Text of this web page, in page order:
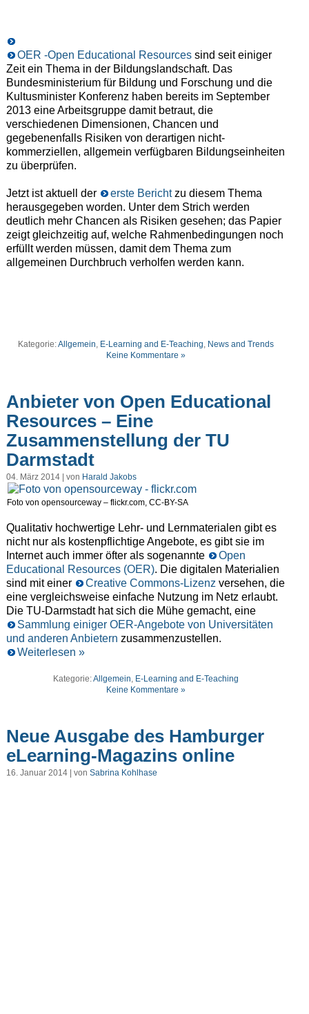
OER -Open Educational Resourcessind seit einiger
Zeit ein Thema in der Bildungslandschaft. Das
Bundesministerium für Bildung und Forschung und die
Kultusminister Konferenz haben bereits im September
2013 eine Arbeitsgruppe damit betraut, die
verschiedenen Dimensionen, Chancen und
gegebenenfalls Risiken von derartigen nicht-
kommerziellen, allgemein verfügbaren Bildungseinheiten
zu überprüfen.
Jetzt ist aktuell der erste Berichtzu diesem Thema
herausgegeben worden. Unter dem Strich werden
deutlich mehr Chancen als Risiken gesehen; das Papier
zeigt gleichzeitig auf, welche Rahmenbedingungen noch
erfüllt werden müssen, damit dem Thema zum
allgemeinen Durchbruch verholfen werden kann.
Kategorie:Allgemein, E-Learning and E-Teaching, News and Trends
Keine Kommentare »
Anbieter von Open Educational
Resources – Eine
Zusammenstellung der TU
Darmstadt
04. März 2014 | von Harald Jakobs
Foto von opensourceway – flickr.com, CC-BY-SA
Qualitativ hochwertige Lehr- und Lernmaterialen gibt es
nicht nur als kostenpflichtige Angebote, es gibt sie im
Internet auch immer öfter als sogenannte
Open
Educational Resources (OER). Die digitalen Materialien
sind mit einer
Creative Commons-Lizenz versehen, die
eine vergleichsweise einfache Nutzung im Netz erlaubt.
Die TU-Darmstadt hat sich die Mühe gemacht, eine
Sammlung einiger OER-Angebote von Universitäten
und anderen Anbietern zusammenzustellen.
Weiterlesen »
Kategorie:Allgemein, E-Learning and E-Teaching
Keine Kommentare »
Neue Ausgabe des Hamburger
eLearning-Magazins online
16. Januar 2014 | von Sabrina Kohlhase